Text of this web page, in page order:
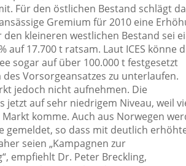
o
o
k
te
il
e
n
di
n
te
il
e
n
v
n
Für den östlichen Bestand schlägt
Gremium für 2010 eine
den kleineren westlichen Bestand sei
auf 17.700 t ratsam. Laut ICES könne
sogar auf über 100.000 t festgesetzt
Vorsorgeansatzes zu unterlaufen.
jedoch nicht aufnehmen. Die
jetzt auf sehr niedrigem Niveau, weil
komme. Auch aus Norwegen
gemeldet, so dass mit deutlich
seien „Kampagnen zur
empfiehlt Dr. Peter Breckling,